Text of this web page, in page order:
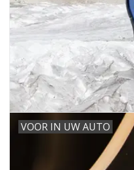
VOOR IN UW AUTO